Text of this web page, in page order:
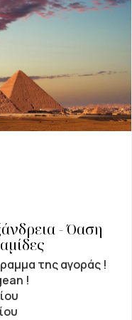
- Όαση
της αγοράς !
!